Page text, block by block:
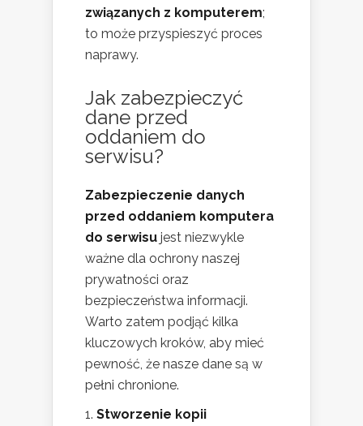
związanych z komputerem;
to może przyspieszyć proces
naprawy.
Jak zabezpieczyć
dane przed
oddaniem do
serwisu?
Zabezpieczenie danych
przed oddaniem komputera
do serwisu jest niezwykle
ważne dla ochrony naszej
prywatności oraz
bezpieczeństwa informacji.
Warto zatem podjąć kilka
kluczowych kroków, aby mieć
pewność, że nasze dane są w
pełni chronione.
Stworzenie kopii